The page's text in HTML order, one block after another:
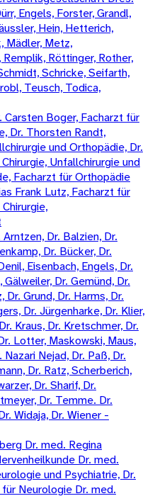
Engels, Forster, Grandl,
Hein, Hetterich,
Mädler, Metz,
Röttinger, Rother,
Schricke, Seifarth,
Teusch, Todica,
Carsten Boger, Facharzt für
Dr. Thorsten Randt,
und Orthopädie, Dr.
Unfallchirurgie und
Facharzt für Orthopädie
Frank Lutz, Facharzt für
Dr. Balzien, Dr.
Dr. Bücker, Dr.
Eisenbach, Engels, Dr.
Dr. Gemünd, Dr.
Dr. Grund, Dr. Harms, Dr.
Dr. Jürgenharke, Dr. Klier,
Kraus, Dr. Kretschmer, Dr.
Lotter, Maskowski, Maus,
Nejad, Dr. Paß, Dr.
Dr. Ratz, Scherberich,
Dr. Sharif, Dr.
Dr. Temme. Dr.
Widaja, Dr. Wiener -
Dr. med. Regina
Dr. med.
und Psychiatrie, Dr.
Neurologie Dr. med.